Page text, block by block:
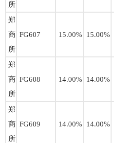
所
郑
商
所
FG607 15.00% 15.00%
郑
商
所
FG608 14.00% 14.00%
郑
商
所
FG609 14.00% 14.00%